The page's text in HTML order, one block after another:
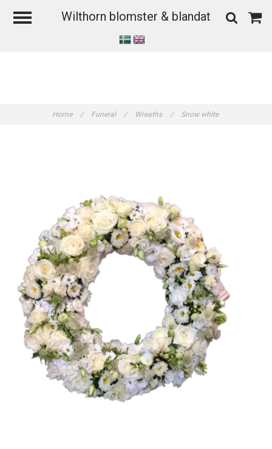
Wilthorn blomster & blandat
Home / Funeral / Wreaths / Snow white